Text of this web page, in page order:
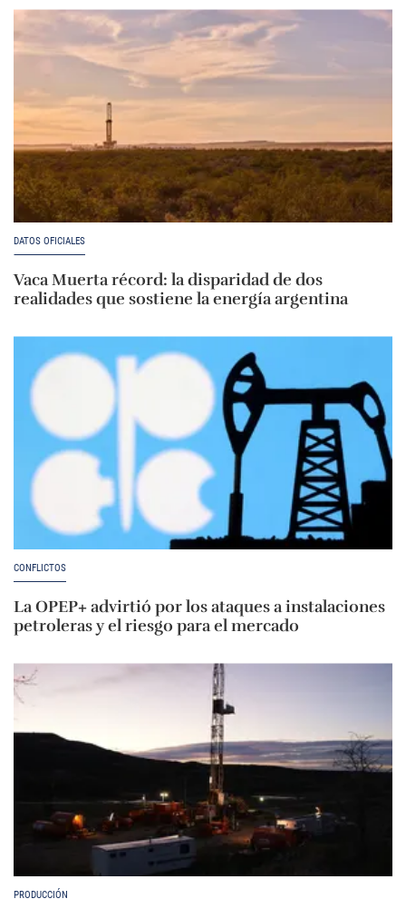
DATOS OFICIALES
Vaca Muerta récord: la disparidad de dos
realidades que sostiene la energía argentina
CONFLICTOS
La OPEP+ advirtió por los ataques a instalaciones
petroleras y el riesgo para el mercado
PRODUCCIÓN